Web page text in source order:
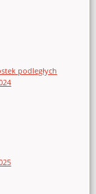
podległych